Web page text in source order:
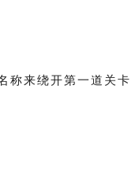
称来绕开第一道关卡